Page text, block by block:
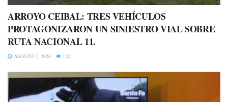
ARROYO CEIBAL: TRES VEHÍCULOS
PROTAGONIZARON UN SINIESTRO VIAL SOBRE
RUTA NACIONAL 11.
AGOSTO 7, 2026 120